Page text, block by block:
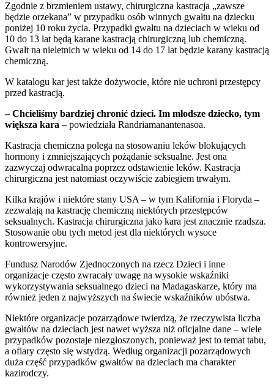
Zgodnie z brzmieniem ustawy, chirurgiczna kastracja „zawsze
będzie orzekana” w przypadku osób winnych gwałtu na dziecku
poniżej 10 roku życia. Przypadki gwałtu na dzieciach w wieku od
10 do 13 lat będą karane kastracją chirurgiczną lub chemiczną.
Gwałt na nieletnich w wieku od 14 do 17 lat będzie karany kastracją
chemiczną.
W katalogu kar jest także dożywocie, które nie uchroni przestępcy
przed kastracją.
– Chcieliśmy bardziej chronić dzieci. Im młodsze dziecko, tym
większa kara –powiedziała Randriamanantenasoa.
Kastracja chemiczna polega na stosowaniu leków blokujących
hormony i zmniejszających pożądanie seksualne. Jest ona
zazwyczaj odwracalna poprzez odstawienie leków. Kastracja
chirurgiczna jest natomiast oczywiście zabiegiem trwałym.
Kilka krajów i niektóre stany USA – w tym Kalifornia i Floryda –
zezwalają na kastrację chemiczną niektórych przestępców
seksualnych. Kastracja chirurgiczna jako kara jest znacznie rzadsza.
Stosowanie obu tych metod jest dla niektórych wysoce
kontrowersyjne.
Fundusz Narodów Zjednoczonych na rzecz Dzieci i inne
organizacje często zwracały uwagę na wysokie wskaźniki
wykorzystywania seksualnego dzieci na Madagaskarze, który ma
również jeden z najwyższych na świecie wskaźników ubóstwa.
Niektóre organizacje pozarządowe twierdzą, że rzeczywista liczba
gwałtów na dzieciach jest nawet wyższa niż oficjalne dane – wiele
przypadków pozostaje niezgłoszonych, ponieważ jest to temat tabu,
a ofiary często się wstydzą. Według organizacji pozarządowych
duża część przypadków gwałtów na dzieciach ma charakter
kazirodczy.